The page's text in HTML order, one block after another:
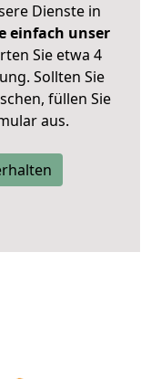
Dienste in
einfach unser
Sie etwa 4
Sollten Sie
füllen Sie
aus.